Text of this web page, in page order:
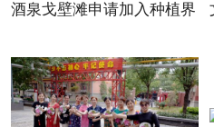
酒泉戈壁滩申请加入种植界